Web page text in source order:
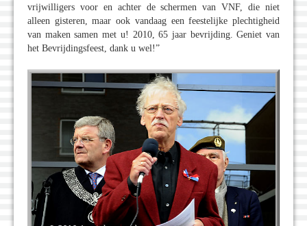
vrijwilligers voor en achter de schermen van VNF, die niet
alleen gisteren, maar ook vandaag een feestelijke plechtigheid
van maken samen met u! 2010, 65 jaar bevrijding. Geniet van
het Bevrijdingsfeest, dank u wel!”